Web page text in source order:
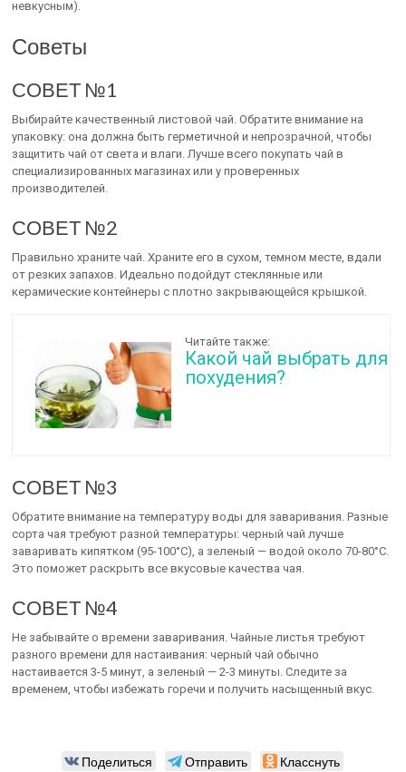
невкусным).
Советы
СОВЕТ №1
Выбирайте качественный листовой чай. Обратите внимание на
упаковку: она должна быть герметичной и непрозрачной, чтобы
защитить чай от света и влаги. Лучше всего покупать чай в
специализированных магазинах или у проверенных
производителей.
СОВЕТ №2
Правильно храните чай. Храните его в сухом, темном месте, вдали
от резких запахов. Идеально подойдут стеклянные или
керамические контейнеры с плотно закрывающейся крышкой.
Читайте также:
Какой чай выбрать для
похудения?
СОВЕТ №3
Обратите внимание на температуру воды для заваривания. Разные
сорта чая требуют разной температуры: черный чай лучше
заваривать кипятком (95-100°C), а зеленый — водой около 70-80°C.
Это поможет раскрыть все вкусовые качества чая.
СОВЕТ №4
Не забывайте о времени заваривания. Чайные листья требуют
разного времени для настаивания: черный чай обычно
настаивается 3-5 минут, а зеленый — 2-3 минуты. Следите за
временем, чтобы избежать горечи и получить насыщенный вкус.
Поделиться Отправить Класснуть